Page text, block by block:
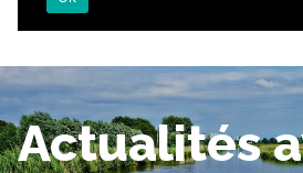
Actualités